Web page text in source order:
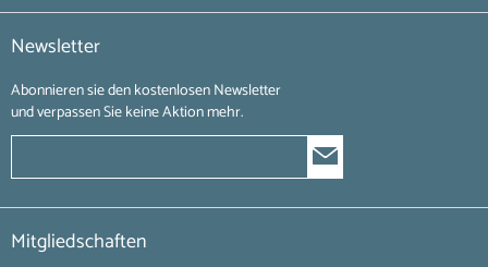
Newsletter
Abonnieren sie den kostenlosen Newsletter
und verpassen Sie keine Aktion mehr.
Mitgliedschaften